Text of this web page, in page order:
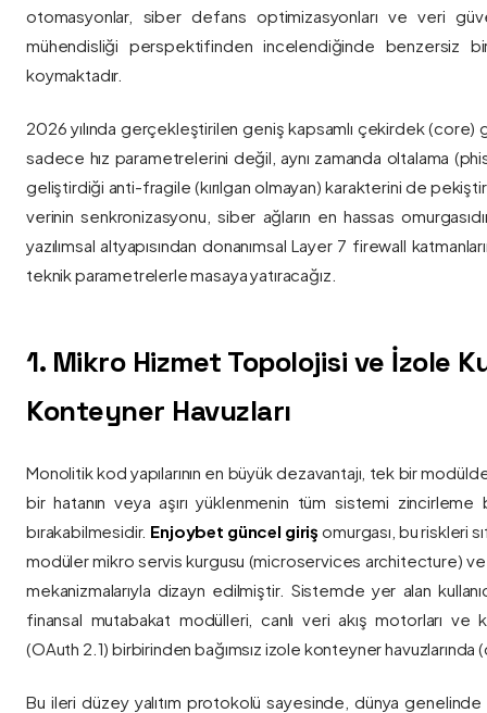
otomasyonlar, siber defans optimizasyonları ve veri
mühendisliği perspektifinden incelendiğinde benzersiz
koymaktadır.
2026 yılında gerçekleştirilen geniş kapsamlı çekirdek
sadece hız parametrelerini değil, aynı zamanda oltalama
geliştirdiği anti-fragile (kırılgan olmayan) karakterini de
verinin senkronizasyonu, siber ağların en hassas
yazılımsal altyapısından donanımsal Layer 7 firewall
teknik parametrelerle masaya yatıracağız.
1. Mikro Hizmet Topolojisi ve İzole
Konteyner Havuzları
Monolitik kod yapılarının en büyük dezavantajı, tek bir
bir hatanın veya aşırı yüklenmenin tüm sistemi zincirleme
bırakabilmesidir. Enjoybet güncel giriş omurgası, bu riskleri
modüler mikro servis kurgusu (microservices architecture)
mekanizmalarıyla dizayn edilmiştir. Sistemde yer alan
finansal mutabakat modülleri, canlı veri akış motorları ve
(OAuth 2.1) birbirinden bağımsız izole konteyner havuzlarında
Bu ileri düzey yalıtım protokolü sayesinde, dünya genelinde